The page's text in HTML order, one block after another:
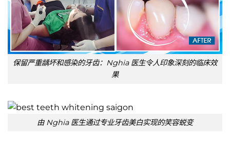
保留严重龋坏和感染的牙齿：Nghia 医生令人印象深刻的临床效
果
由 Nghia 医生通过专业牙齿美白实现的笑容蜕变